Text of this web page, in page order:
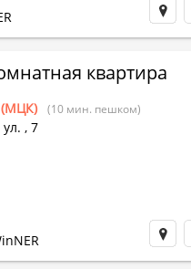
квартира
(МЦК) (10 мин. пешком)
, 7